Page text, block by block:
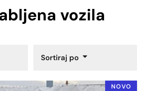
vozila
Sortiraj po
NOVO